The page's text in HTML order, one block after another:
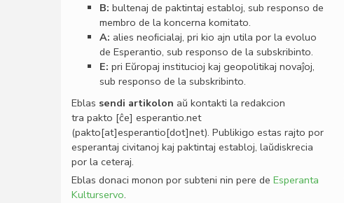
B: bultenaj de paktintaj establoj, sub responso de
membro de la koncerna komitato.
A: alies neoﬁcialaj, pri kio ajn utila por la evoluo
de Esperantio, sub responso de la subskribinto.
E: pri Eŭropaj institucioj kaj geopolitikaj novaĵoj,
sub responso de la subskribinto.
Eblas sendi artikolon aŭ kontakti la redakcion
tra pakto [ĉe] esperantio.net
(pakto[at]esperantio[dot]net). Publikigo estas rajto por
esperantaj civitanoj kaj paktintaj establoj, laŭdiskrecia
por la ceteraj.
Eblas donaci monon por subteni nin pere de Esperanta
Kulturservo.